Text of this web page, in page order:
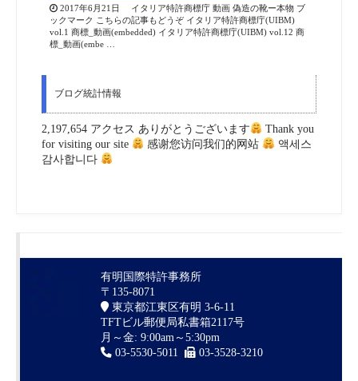
2017年6月21日 イタリア特許商標庁 動画 偽造の靴ー本物 ブ
ックマーク こちらの記事もどうぞ イタリア特許商標庁(UIBM)
vol.1 商標_動画(embedded) イタリア特許商標庁(UIBM) vol.12 商
標_動画(embe …
ブログ統計情報
2,197,654 アクセス ありがとうございます
Thank you
for visiting our site
感谢您访问我们的网站
액세스
감사합니다
有明国際特許事務所
〒135-8071
東京都江東区有明 3-6-11
TFTビル郵便局私書箱2117号
月～金: 9:00am～5:30pm
03-5530-5011
03-3528-3210